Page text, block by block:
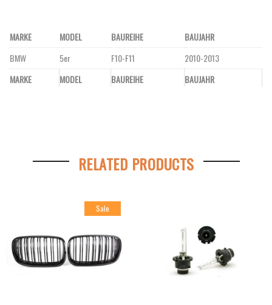
MARKE MODEL BAUREIHE BAUJAHR
MARKE MODEL BAUREIHE BAUJAHR
BMW 5er F10-F11 2010-2013
RELATED PRODUCTS
Sale